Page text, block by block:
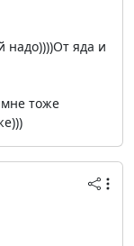
надо))))От яда и
тоже